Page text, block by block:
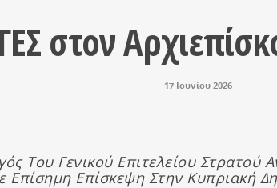
στον
17 Ιουνίου 2026
Του Γενικού Επιτελείου Στρατού
Επίσημη Επίσκεψη Στην Κυπριακή